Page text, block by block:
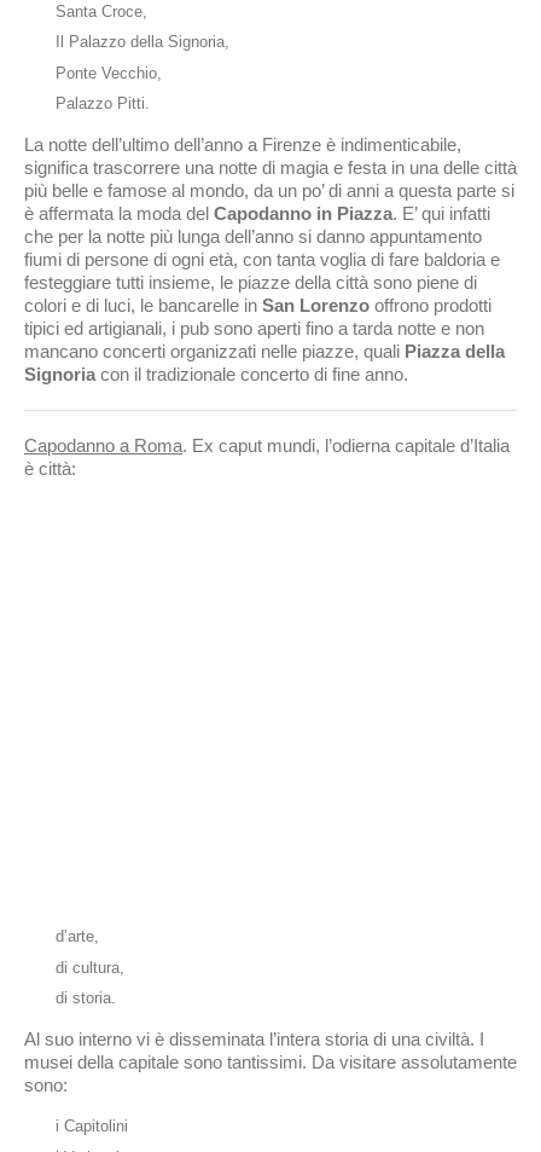
Santa Croce,
Il Palazzo della Signoria,
Ponte Vecchio,
Palazzo Pitti.
La notte dell’ultimo dell’anno a Firenze è indimenticabile,
significa trascorrere una notte di magia e festa in una delle città
più belle e famose al mondo, da un po’ di anni a questa parte si
è affermata la moda del Capodanno in Piazza. E’ qui infatti
che per la notte più lunga dell’anno si danno appuntamento
fiumi di persone di ogni età, con tanta voglia di fare baldoria e
festeggiare tutti insieme, le piazze della città sono piene di
colori e di luci, le bancarelle in San Lorenzo offrono prodotti
tipici ed artigianali, i pub sono aperti fino a tarda notte e non
mancano concerti organizzati nelle piazze, quali Piazza della
Signoria con il tradizionale concerto di fine anno.
Capodanno a Roma. Ex caput mundi, l’odierna capitale d’Italia
è città:
d’arte,
di cultura,
di storia.
Al suo interno vi è disseminata l’intera storia di una civiltà. I
musei della capitale sono tantissimi. Da visitare assolutamente
sono:
i Capitolini